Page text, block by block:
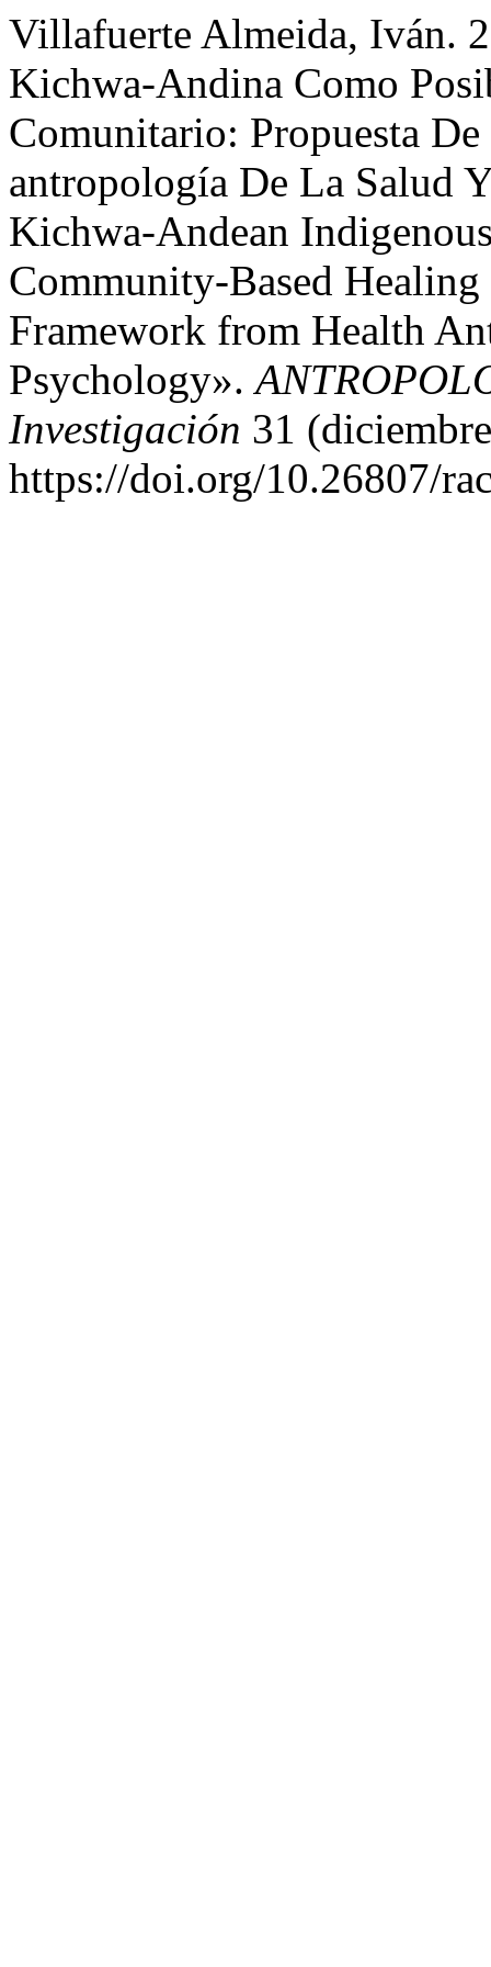
Villafuerte Almeida, Iván.
Kichwa-Andina Como
Comunitario: Propuesta
antropología De La Salud
Kichwa-Andean
Community-Based
Framework from Health
Psychology».
Investigación 31
https://doi.org/10.26807/